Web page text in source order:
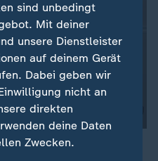
Auftakt rückt näher. Das
sind unbedingt
Mit deiner
unsere Dienstleister
auf deinem Gerät
Dabei geben wir
nicht an
direkten
deine Daten
Zwecken.